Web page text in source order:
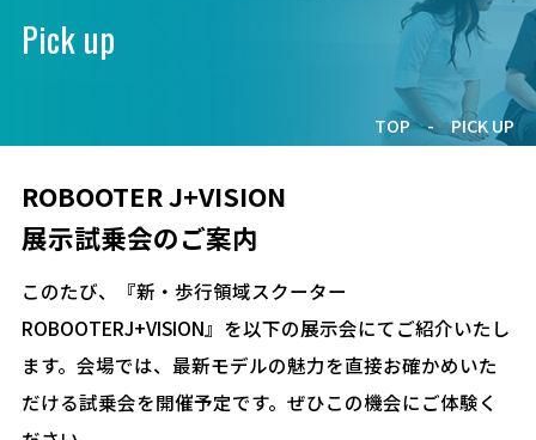
Pick up
TOP-PICK UP
ROBOOTER J+VISION
展示試乗会のご案内
このたび、『新・歩行領域スクーター
ROBOOTERJ+VISION』を以下の展示会にてご紹介いたし
ます。会場では、最新モデルの魅力を直接お確かめいた
だける試乗会を開催予定です。ぜひこの機会にご体験く